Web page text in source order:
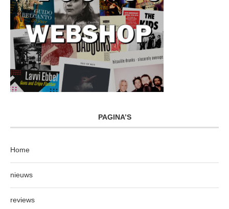
PAGINA’S
Home
nieuws
reviews